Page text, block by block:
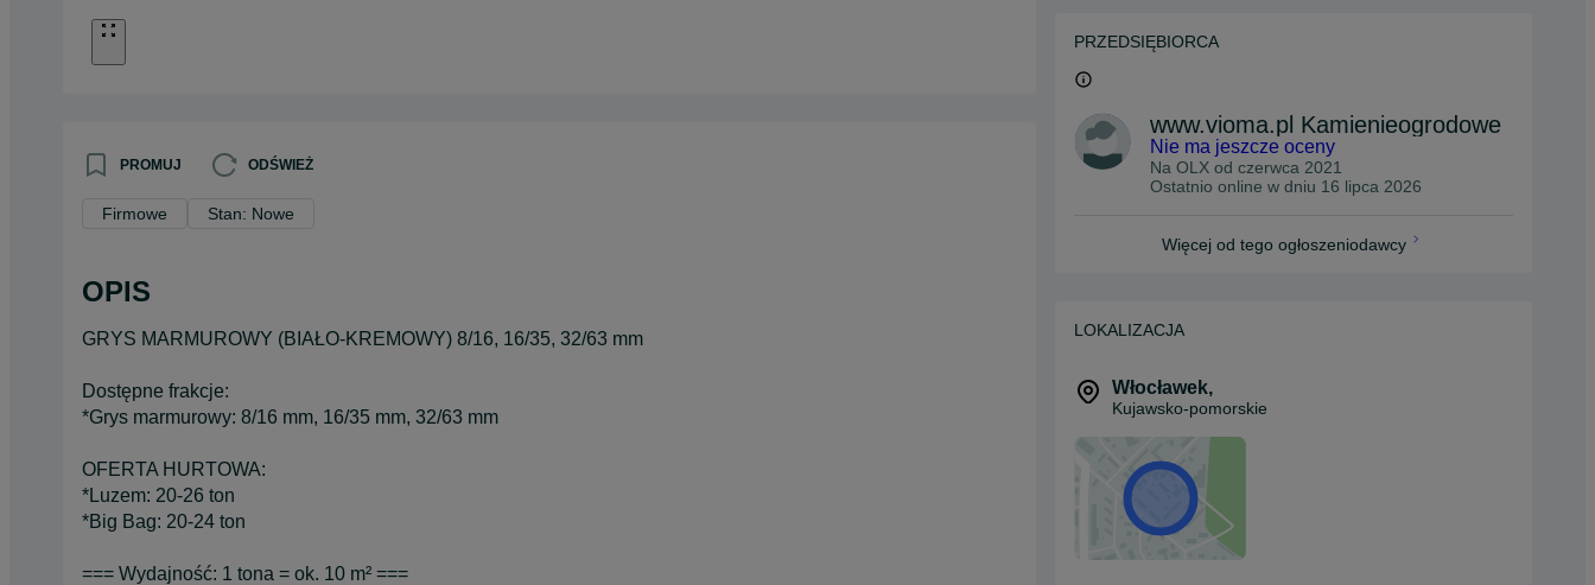
PROMUJ ODŚWIEŻ
Firmowe Stan: Nowe
OPIS
GRYS MARMUROWY (BIAŁO-KREMOWY) 8/16, 16/35, 32/63 mm
Dostępne frakcje:
*Grys marmurowy: 8/16 mm, 16/35 mm, 32/63 mm
OFERTA HURTOWA:
*Luzem: 20-26 ton
*Big Bag: 20-24 ton
=== Wydajność: 1 tona = ok. 10 m² ===
PRZEDSIĘBIORCA
www.vioma.pl Kamienieogrodowe
Nie ma jeszcze oceny
Na OLX od czerwca 2021
Ostatnio online w dniu 16 lipca 2026
Więcej od tego ogłoszeniodawcy
LOKALIZACJA
Włocławek,
Kujawsko-pomorskie